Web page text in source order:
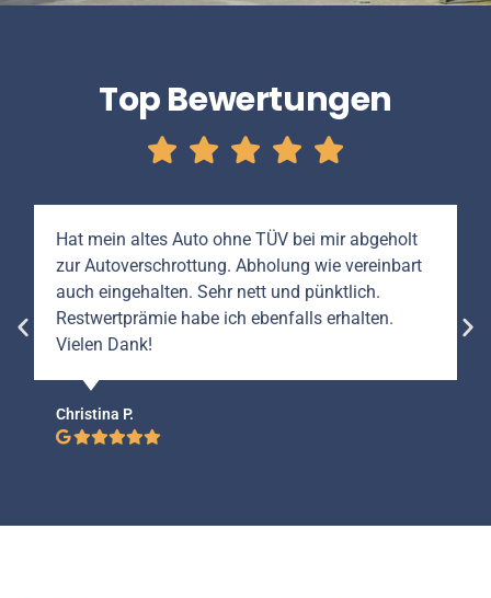
Top Bewertungen
Hat mein altes Auto ohne TÜV bei mir abgeholt
zur Autoverschrottung. Abholung wie vereinbart
auch eingehalten. Sehr nett und pünktlich.
Restwertprämie habe ich ebenfalls erhalten.
Vielen Dank!
Christina P.